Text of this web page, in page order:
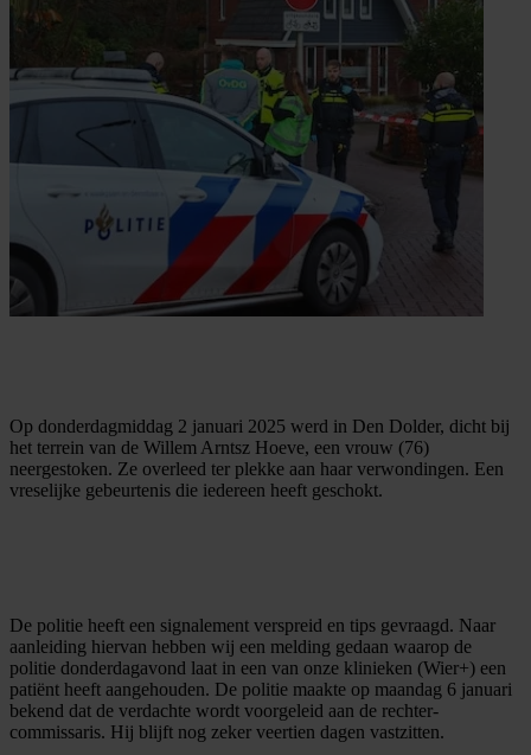
Op donderdagmiddag 2 januari 2025 werd in Den Dolder, dicht bij
het terrein van de Willem Arntsz Hoeve, een vrouw (76)
neergestoken. Ze overleed ter plekke aan haar verwondingen. Een
vreselijke gebeurtenis die iedereen heeft geschokt.
De politie heeft een signalement verspreid en tips gevraagd. Naar
aanleiding hiervan hebben wij een melding gedaan waarop de
politie donderdagavond laat in een van onze klinieken (Wier+) een
patiënt heeft aangehouden. De politie maakte op maandag 6 januari
bekend dat de verdachte wordt voorgeleid aan de rechter-
commissaris. Hij blijft nog zeker veertien dagen vastzitten.